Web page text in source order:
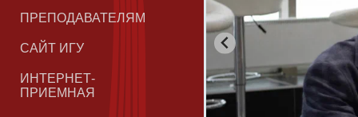
ПРЕПОДАВАТЕЛЯМ
САЙТ ИГУ
ИНТЕРНЕТ-
ПРИЕМНАЯ